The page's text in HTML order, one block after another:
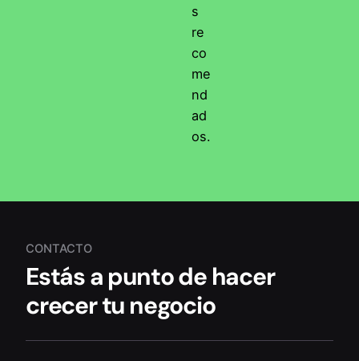
s
re
co
me
nd
ad
os.
CONTACTO
Estás a punto de hacer
crecer tu negocio